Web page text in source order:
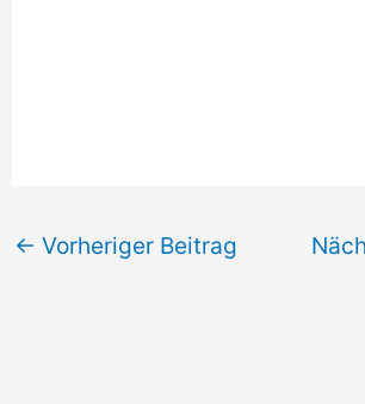
← Vorheriger Beitrag